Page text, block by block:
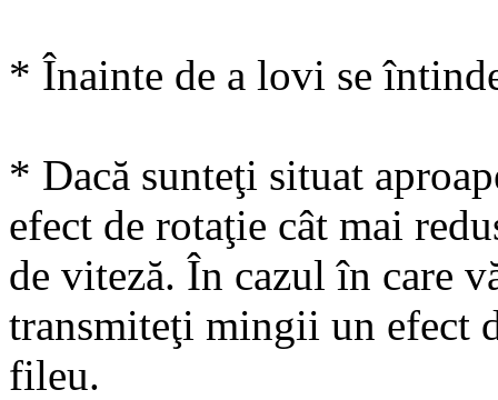
* Înainte de a lovi se
* Dacă sunteţi situat
efect de rotaţie cât mai
de viteză. În cazul în care
transmiteţi mingii un efect
fileu.